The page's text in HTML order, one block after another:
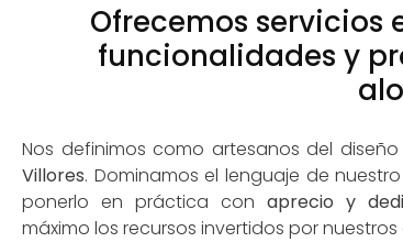
Ofrecemos servicios
funcionalidades y
Nos definimos como artesanos del
Villores. Dominamos el lenguaje de
ponerlo en práctica con aprecio y
máximo los recursos invertidos por nuestros